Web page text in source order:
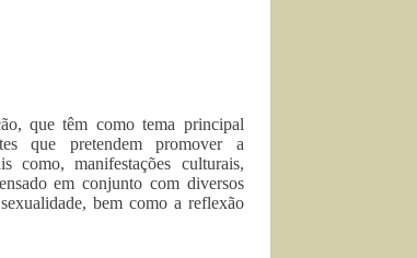
que têm como tema principal
que pretendem promover a
como, manifestações culturais,
em conjunto com diversos
bem como a reflexão